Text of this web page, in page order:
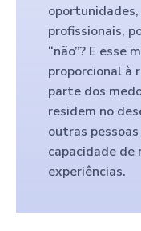
profissionais,
“não”? E esse
proporcional à
parte dos
residem no
outras
capacidade de
experiências.